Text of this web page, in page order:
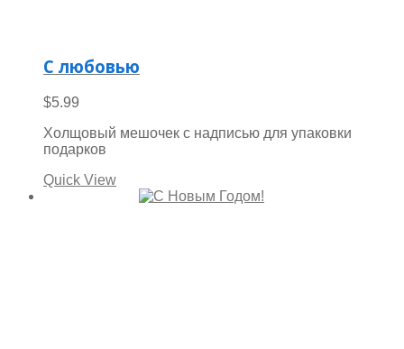
С любовью
$5.99
Холщовый мешочек с надписью для упаковки
подарков
Quick View